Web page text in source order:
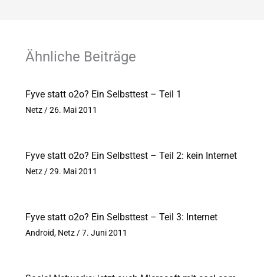
Ähnliche Beiträge
Fyve statt o2o? Ein Selbsttest – Teil 1
Netz/26. Mai 2011
Fyve statt o2o? Ein Selbsttest – Teil 2: kein Internet
Netz/29. Mai 2011
Fyve statt o2o? Ein Selbsttest – Teil 3: Internet
Android, Netz/7. Juni 2011